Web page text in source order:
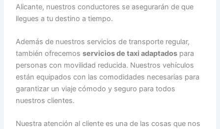
Alicante, nuestros conductores se asegurarán de que
llegues a tu destino a tiempo.
Además de nuestros servicios de transporte regular,
también ofrecemosservicios de taxi adaptados para
personas con movilidad reducida. Nuestros vehículos
están equipados con las comodidades necesarias para
garantizar un viaje cómodo y seguro para todos
nuestros clientes.
Nuestra atención al cliente es una de las cosas que nos